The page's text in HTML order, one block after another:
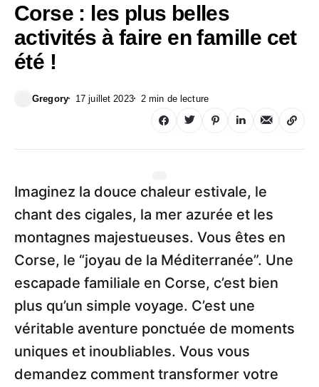
Corse : les plus belles
activités à faire en famille cet
été !
Gregory 17 juillet 2023 2 min de lecture
Imaginez la douce chaleur estivale, le
chant des cigales, la mer azurée et les
montagnes majestueuses. Vous êtes en
Corse, le “joyau de la Méditerranée”. Une
escapade familiale en Corse, c’est bien
plus qu’un simple voyage. C’est une
véritable aventure ponctuée de moments
uniques et inoubliables. Vous vous
demandez comment transformer votre